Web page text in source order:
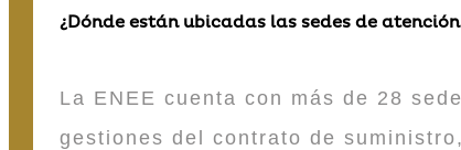
¿Dónde están ubicadas las sedes de
La ENEE cuenta con más de 28
gestiones del contrato de